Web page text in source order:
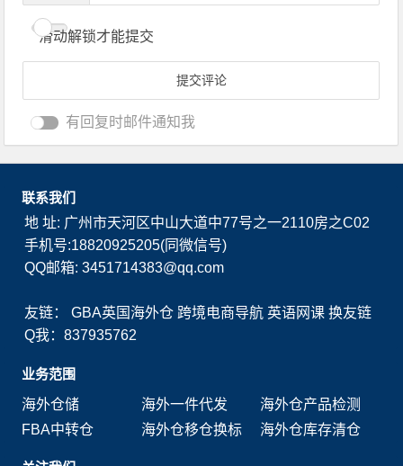
滑动解锁才能提交
有回复时邮件通知我
联系我们
地 址: 广州市天河区中山大道中77号之一2110房之C02
手机号:18820925205(同微信号)
QQ邮箱: 3451714383@qq.com
友链：GBA英国海外仓 跨境电商导航 英语网课 换友链
Q我：837935762
业务范围
海外仓储
海外一件代发
海外仓产品检测
FBA中转仓
海外仓移仓换标 海外仓库存清仓